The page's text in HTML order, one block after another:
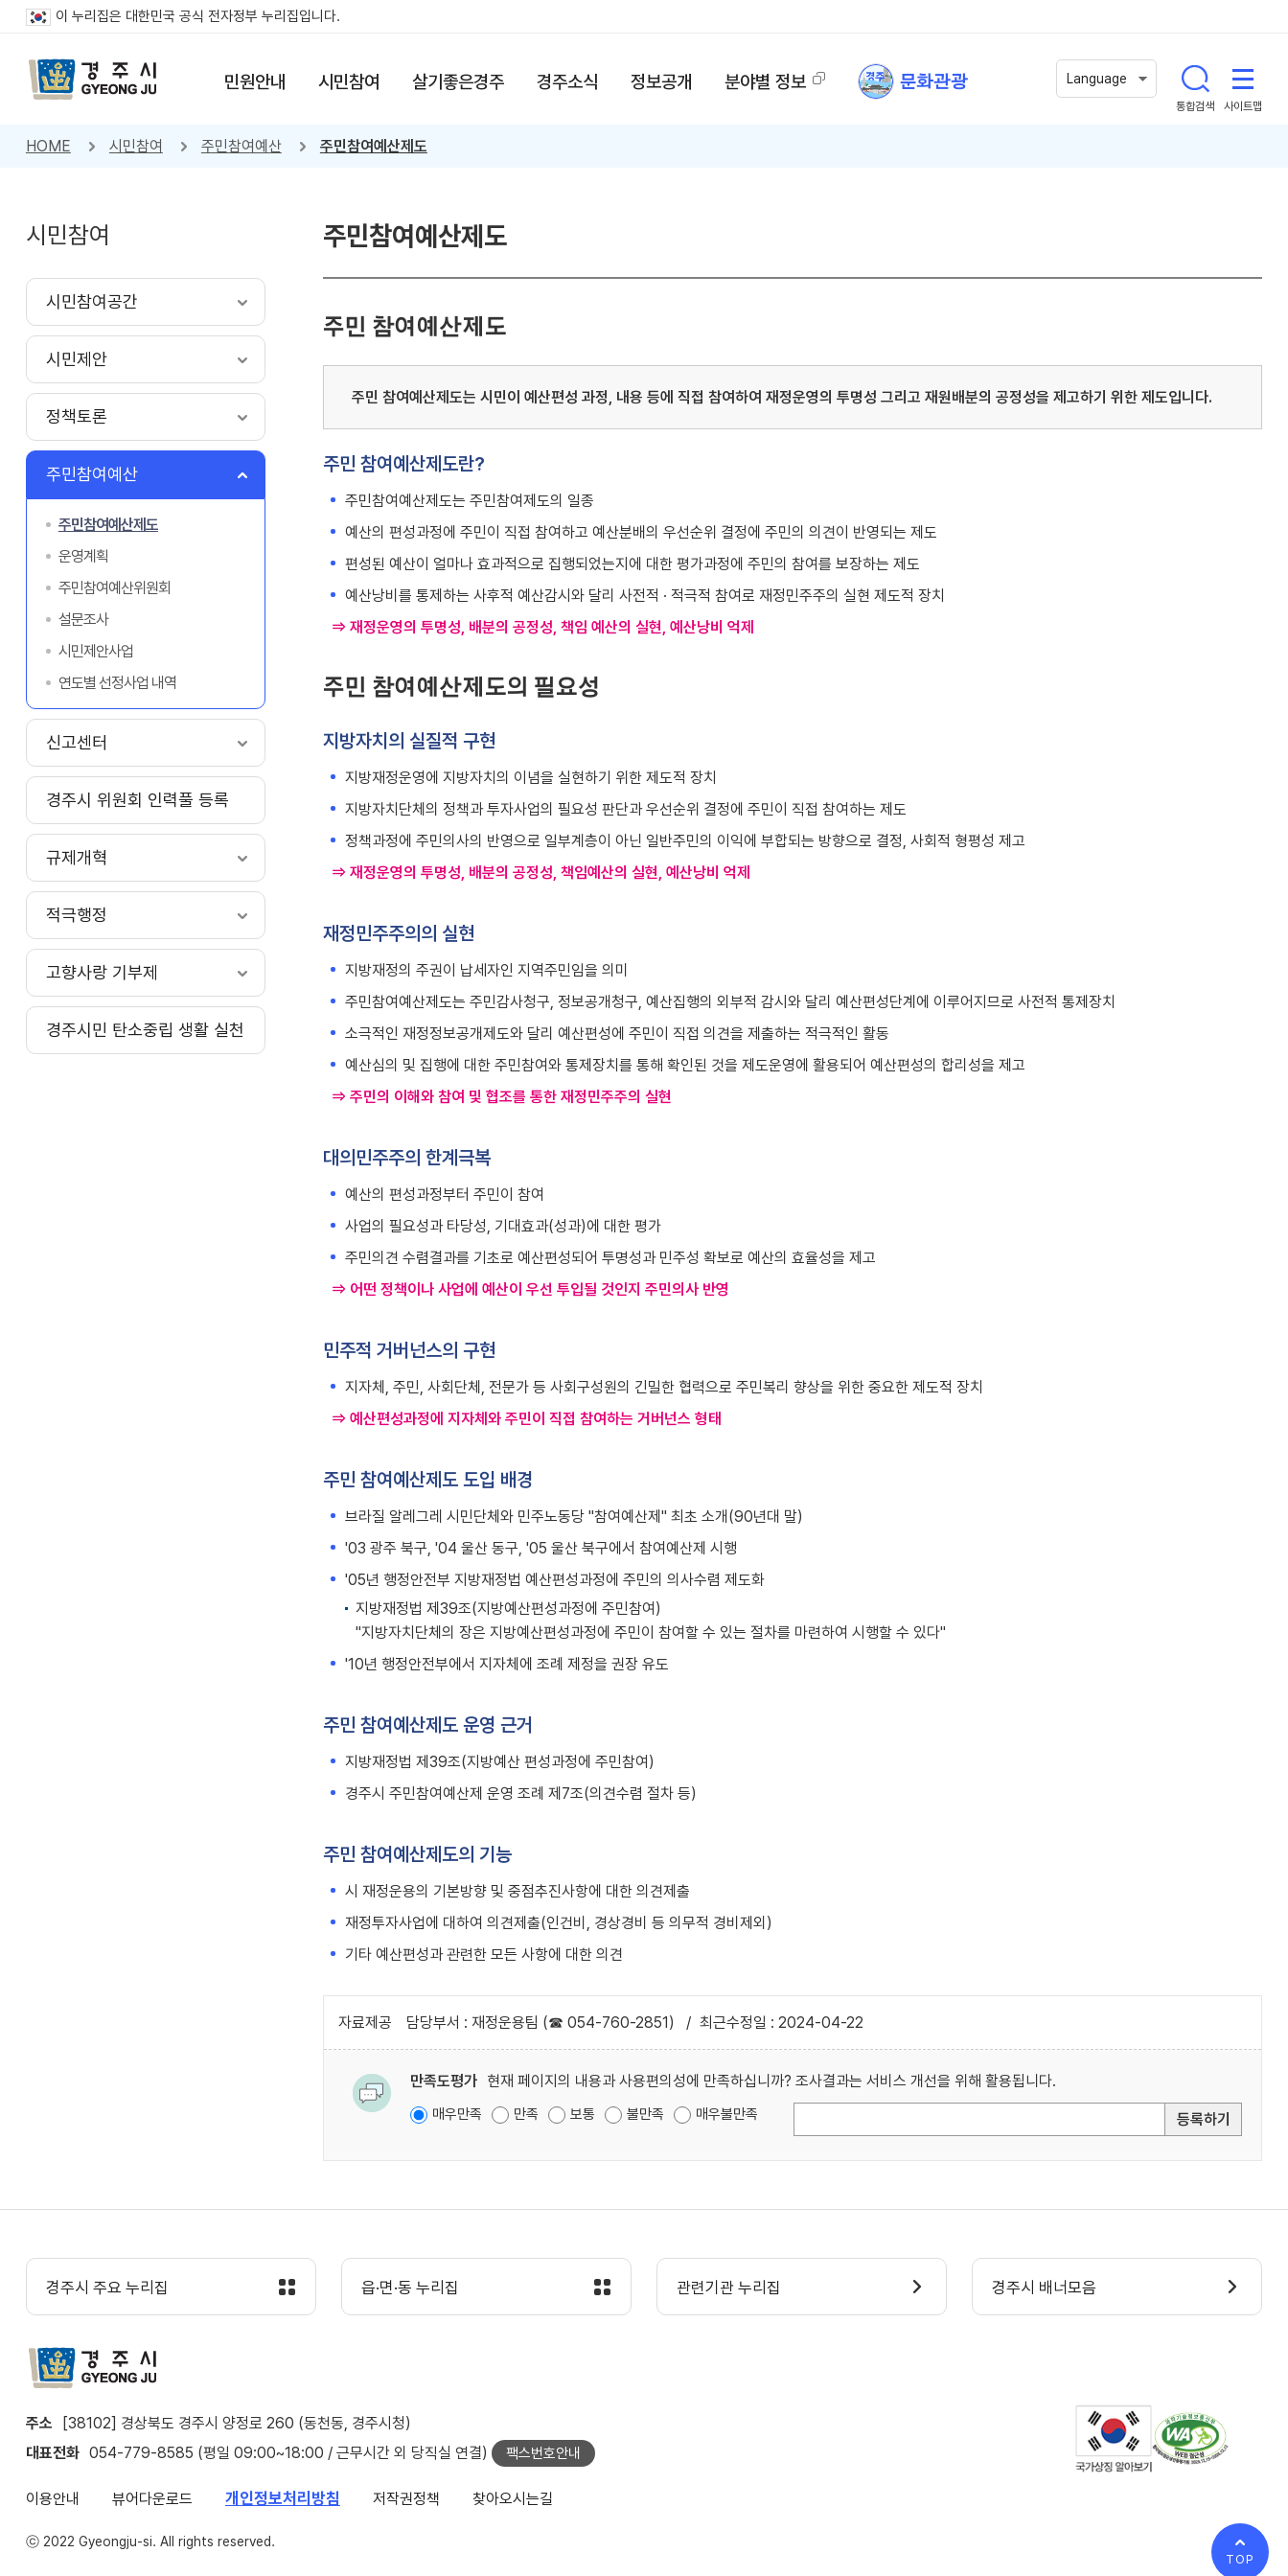
이 누리집은 대한민국 공식 전자정부 누리집입니다.
민원안내 시민참여 살기좋은경주 경주소식 정보공개 분야별 정보 문화관광 Language
통합검색 사이트맵
HOME 시민참여 주민참여예산 주민참여예산제도
시민참여
시민참여공간
시민제안
정책토론
주민참여예산
주민참여예산제도
운영계획
주민참여예산위원회
설문조사
시민제안사업
연도별 선정사업 내역
신고센터
경주시 위원회 인력풀 등록
규제개혁
적극행정
고향사랑 기부제
경주시민 탄소중립 생활 실천
주민참여예산제도
주민 참여예산제도
주민 참여예산제도는 시민이 예산편성 과정, 내용 등에 직접 참여하여 재정운영의 투명성 그리고 재원배분의 공정성을 제고하기 위한 제도입니다.
주민 참여예산제도란?
주민참여예산제도는 주민참여제도의 일종
예산의 편성과정에 주민이 직접 참여하고 예산분배의 우선순위 결정에 주민의 의견이 반영되는 제도
편성된 예산이 얼마나 효과적으로 집행되었는지에 대한 평가과정에 주민의 참여를 보장하는 제도
예산낭비를 통제하는 사후적 예산감시와 달리 사전적 · 적극적 참여로 재정민주주의 실현 제도적 장치
⇒ 재정운영의 투명성, 배분의 공정성, 책임 예산의 실현, 예산낭비 억제
주민 참여예산제도의 필요성
지방자치의 실질적 구현
지방재정운영에 지방자치의 이념을 실현하기 위한 제도적 장치
지방자치단체의 정책과 투자사업의 필요성 판단과 우선순위 결정에 주민이 직접 참여하는 제도
정책과정에 주민의사의 반영으로 일부계층이 아닌 일반주민의 이익에 부합되는 방향으로 결정, 사회적 형평성 제고
⇒ 재정운영의 투명성, 배분의 공정성, 책임예산의 실현, 예산낭비 억제
재정민주주의의 실현
지방재정의 주권이 납세자인 지역주민임을 의미
주민참여예산제도는 주민감사청구, 정보공개청구, 예산집행의 외부적 감시와 달리 예산편성단계에 이루어지므로 사전적 통제장치
소극적인 재정정보공개제도와 달리 예산편성에 주민이 직접 의견을 제출하는 적극적인 활동
예산심의 및 집행에 대한 주민참여와 통제장치를 통해 확인된 것을 제도운영에 활용되어 예산편성의 합리성을 제고
⇒ 주민의 이해와 참여 및 협조를 통한 재정민주주의 실현
대의민주주의 한계극복
예산의 편성과정부터 주민이 참여
사업의 필요성과 타당성, 기대효과(성과)에 대한 평가
주민의견 수렴결과를 기초로 예산편성되어 투명성과 민주성 확보로 예산의 효율성을 제고
⇒ 어떤 정책이나 사업에 예산이 우선 투입될 것인지 주민의사 반영
민주적 거버넌스의 구현
지자체, 주민, 사회단체, 전문가 등 사회구성원의 긴밀한 협력으로 주민복리 향상을 위한 중요한 제도적 장치
⇒ 예산편성과정에 지자체와 주민이 직접 참여하는 거버넌스 형태
주민 참여예산제도 도입 배경
브라질 알레그레 시민단체와 민주노동당 "참여예산제" 최초 소개(90년대 말)
'03 광주 북구, '04 울산 동구, '05 울산 북구에서 참여예산제 시행
'05년 행정안전부 지방재정법 예산편성과정에 주민의 의사수렴 제도화
지방재정법 제39조(지방예산편성과정에 주민참여)
"지방자치단체의 장은 지방예산편성과정에 주민이 참여할 수 있는 절차를 마련하여 시행할 수 있다"
'10년 행정안전부에서 지자체에 조례 제정을 권장 유도
주민 참여예산제도 운영 근거
지방재정법 제39조(지방예산 편성과정에 주민참여)
경주시 주민참여예산제 운영 조례 제7조(의견수렴 절차 등)
주민 참여예산제도의 기능
시 재정운용의 기본방향 및 중점추진사항에 대한 의견제출
재정투자사업에 대하여 의견제출(인건비, 경상경비 등 의무적 경비제외)
기타 예산편성과 관련한 모든 사항에 대한 의견
자료제공 담당부서 : 재정운용팀 (☎ 054-760-2851) / 최근수정일 : 2024-04-22
만족도평가 현재 페이지의 내용과 사용편의성에 만족하십니까? 조사결과는 서비스 개선을 위해 활용됩니다.
매우만족 만족 보통 불만족 매우불만족 등록하기
경주시 주요 누리집 읍·면·동 누리집 관련기관 누리집 경주시 배너모음
주소
[38102] 경상북도 경주시 양정로 260 (동천동, 경주시청)
대표전화 054-779-8585 (평일 09:00~18:00 / 근무시간 외 당직실 연결) 팩스번호안내
이용안내 뷰어다운로드 개인정보처리방침 저작권정책 찾아오시는길
ⓒ 2022 Gyeongju-si. All rights reserved.
TOP